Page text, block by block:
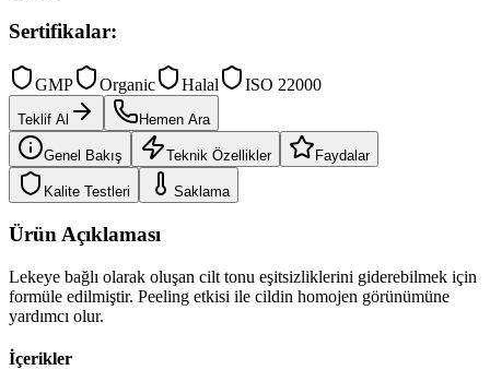
Sertifikalar:
GMP Organic Halal ISO 22000
Teklif Al Hemen Ara
Genel Bakış Teknik Özellikler Faydalar
Kalite Testleri Saklama
Ürün Açıklaması
Lekeye bağlı olarak oluşan cilt tonu eşitsizliklerini giderebilmek için
formüle edilmiştir. Peeling etkisi ile cildin homojen görünümüne
yardımcı olur.
İçerikler